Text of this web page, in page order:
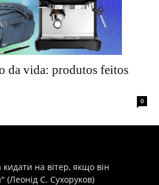
da vida: produtos feitos
0
на вітер, якщо він
(Леонід С. Сухоруков)